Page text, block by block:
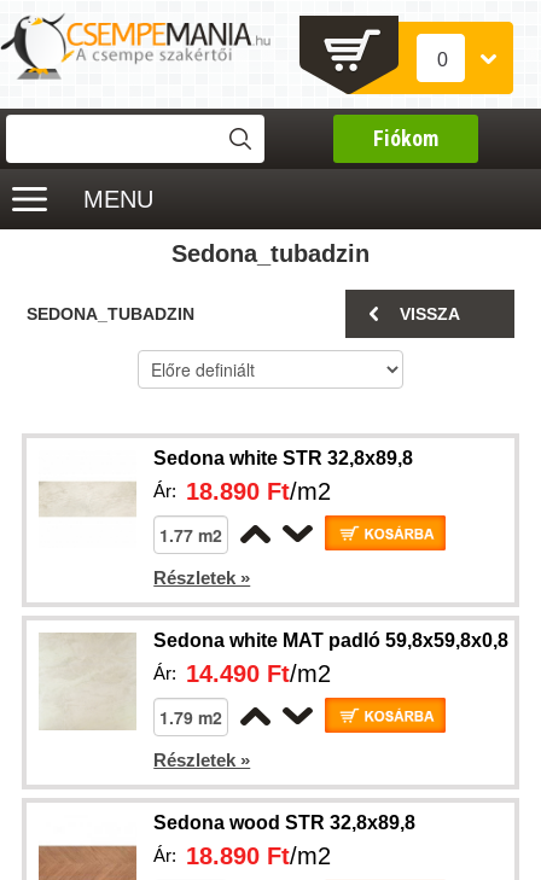
0
Fiókom
MENU
Sedona_tubadzin
SEDONA_TUBADZIN VISSZA
Sedona white STR 32,8x89,8
Ár: 18.890 Ft/m2
Részletek »
Sedona white MAT padló 59,8x59,8x0,8
Ár: 14.490 Ft/m2
Részletek »
Sedona wood STR 32,8x89,8
Ár: 18.890 Ft/m2